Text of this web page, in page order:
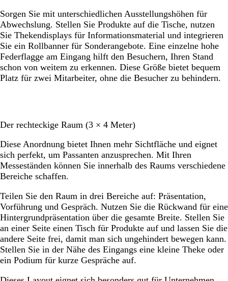
Sorgen Sie mit unterschiedlichen Ausstellungshöhen für
Abwechslung. Stellen Sie Produkte auf die Tische, nutzen
Sie Thekendisplays für Informationsmaterial und integrieren
Sie ein Rollbanner für Sonderangebote. Eine einzelne hohe
Federflagge am Eingang hilft den Besuchern, Ihren Stand
schon von weitem zu erkennen. Diese Größe bietet bequem
Platz für zwei Mitarbeiter, ohne die Besucher zu behindern.
Der rechteckige Raum (3 × 4 Meter)
Diese Anordnung bietet Ihnen mehr Sichtfläche und eignet
sich perfekt, um Passanten anzusprechen. Mit Ihren
Messeständen können Sie innerhalb des Raums verschiedene
Bereiche schaffen.
Teilen Sie den Raum in drei Bereiche auf: Präsentation,
Vorführung und Gespräch. Nutzen Sie die Rückwand für eine
Hintergrundpräsentation über die gesamte Breite. Stellen Sie
an einer Seite einen Tisch für Produkte auf und lassen Sie die
andere Seite frei, damit man sich ungehindert bewegen kann.
Stellen Sie in der Nähe des Eingangs eine kleine Theke oder
ein Podium für kurze Gespräche auf.